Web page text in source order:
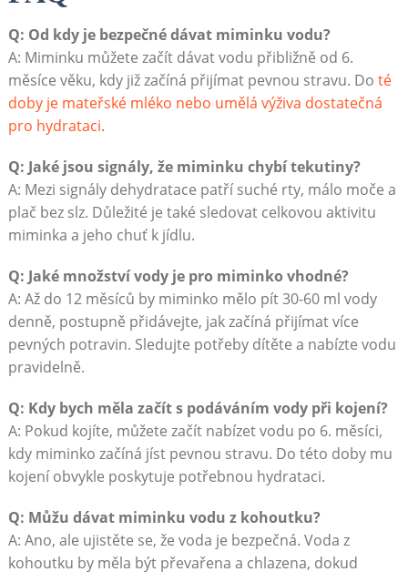
Q: Od kdy je bezpečné dávat miminku vodu?
A: Miminku můžete začít dávat vodu přibližně od 6.
měsíce věku, kdy již začíná přijímat pevnou stravu. Do té
doby je mateřské mléko nebo umělá výživa dostatečná
pro hydrataci.
Q: Jaké jsou signály, že miminku chybí tekutiny?
A: Mezi signály dehydratace patří suché rty, málo moče a
plač bez slz. Důležité je také sledovat celkovou aktivitu
miminka a jeho chuť k jídlu.
Q: Jaké množství vody je pro miminko vhodné?
A: Až do 12 měsíců by miminko mělo pít 30-60 ml vody
denně, postupně přidávejte, jak začíná přijímat více
pevných potravin. Sledujte potřeby dítěte a nabízte vodu
pravidelně.
Q: Kdy bych měla začít s podáváním vody při kojení?
A: Pokud kojíte, můžete začít nabízet vodu po 6. měsíci,
kdy miminko začíná jíst pevnou stravu. Do této doby mu
kojení obvykle poskytuje potřebnou hydrataci.
Q: Můžu dávat miminku vodu z kohoutku?
A: Ano, ale ujistěte se, že voda je bezpečná. Voda z
kohoutku by měla být převařena a chlazena, dokud